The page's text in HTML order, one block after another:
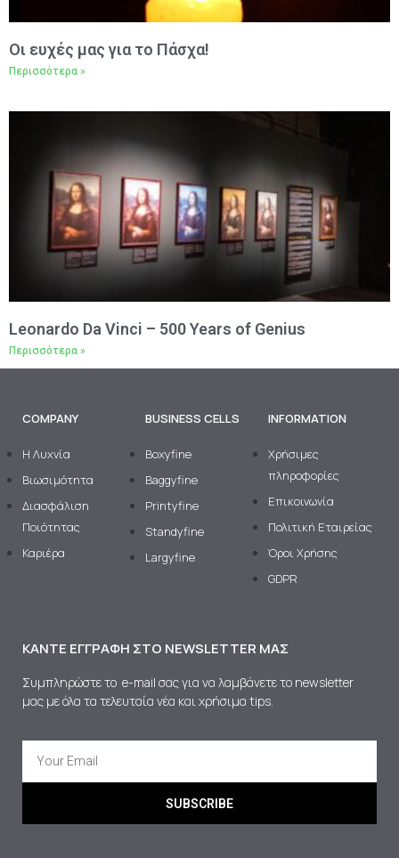
Oι ευχές μας για το Πάσχα!
Περισσότερα »
Leonardo Da Vinci – 500 Years of Genius
Περισσότερα »
COMPANY
H Λυχνία
Βιωσιμότητα
Διασφάλιση
Ποιότητας
Καριέρα
BUSINESS CELLS
Boxyfine
Baggyfine
Printyfine
Standyfine
Largyfine
INFORMATION
Χρήσιμες
πληροφορίες
Επικοινωνία
Πολιτική Εταιρείας
Όροι Χρήσης
GDPR
ΚΆΝΤΕ ΕΓΓΡΑΦΉ ΣΤΟ NEWSLETTER ΜΑΣ
Συμπληρώστε το e-mail σας για να λαμβάνετε το newsletter
μας με όλα τα τελευταία νέα και χρήσιμα tips.
SUBSCRIBE